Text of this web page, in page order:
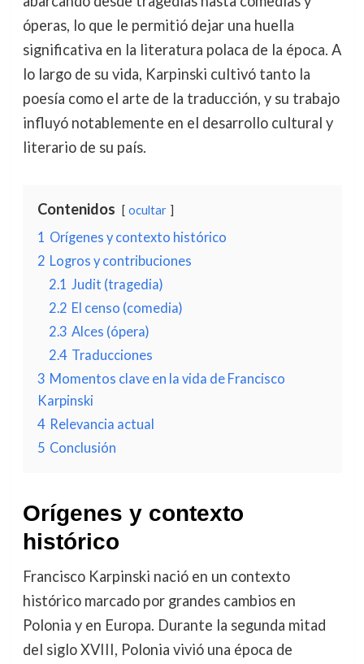
óperas, lo que le permitió dejar una huella
significativa en la literatura polaca de la época. A
lo largo de su vida, Karpinski cultivó tanto la
poesía como el arte de la traducción, y su trabajo
influyó notablemente en el desarrollo cultural y
literario de su país.
Contenidos ocultar
1 Orígenes y contexto histórico
2 Logros y contribuciones
2.1 Judit (tragedia)
2.2 El censo (comedia)
2.3 Alces (ópera)
2.4 Traducciones
3 Momentos clave en la vida de Francisco
Karpinski
4 Relevancia actual
5 Conclusión
Orígenes y contexto
histórico
Francisco Karpinski nació en un contexto
histórico marcado por grandes cambios en
Polonia y en Europa. Durante la segunda mitad
del siglo XVIII, Polonia vivió una época de